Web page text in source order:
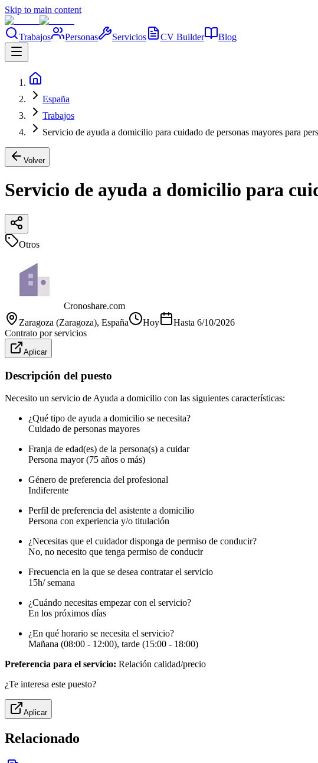
Skip to main content
Trabajos Personas Servicios CV Builder Blog
España
Trabajos
Servicio de ayuda a domicilio para cuidado de personas mayores para
Volver
Servicio de ayuda a domicilio para
Otros
Cronoshare.com
Zaragoza (Zaragoza), España Hoy Hasta 6/10/2026
Contrato por servicios
Aplicar
Descripción del puesto
Necesito un servicio de Ayuda a domicilio con las siguientes características:
¿Qué tipo de ayuda a domicilio se necesita?
Cuidado de personas mayores
Franja de edad(es) de la persona(s) a cuidar
Persona mayor (75 años o más)
Género de preferencia del profesional
Indiferente
Perfil de preferencia del asistente a domicilio
Persona con experiencia y/o titulación
¿Necesitas que el cuidador disponga de permiso de conducir?
No, no necesito que tenga permiso de conducir
Frecuencia en la que se desea contratar el servicio
15h/ semana
¿Cuándo necesitas empezar con el servicio?
En los próximos días
¿En qué horario se necesita el servicio?
Mañana (08:00 - 12:00), tarde (15:00 - 18:00)
Preferencia para el servicio: Relación calidad/precio
¿Te interesa este puesto?
Aplicar
Relacionado